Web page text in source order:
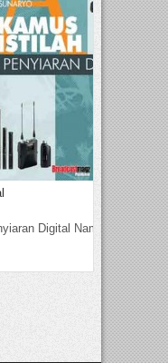
Digital Nama